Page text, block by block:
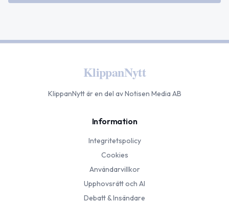
KlippanNytt
KlippanNyttär en del av Notisen Media AB
Information
Integritetspolicy
Cookies
Användarvillkor
Upphovsrätt och AI
Debatt & Insändare